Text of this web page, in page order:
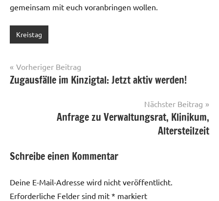
gemeinsam mit euch voranbringen wollen.
Kreistag
Beitragsnavigation
Vorheriger Beitrag
Zugausfälle im Kinzigtal: Jetzt aktiv werden!
Nächster Beitrag
Anfrage zu Verwaltungsrat, Klinikum,
Altersteilzeit
Schreibe einen Kommentar
Deine E-Mail-Adresse wird nicht veröffentlicht.
Erforderliche Felder sind mit * markiert